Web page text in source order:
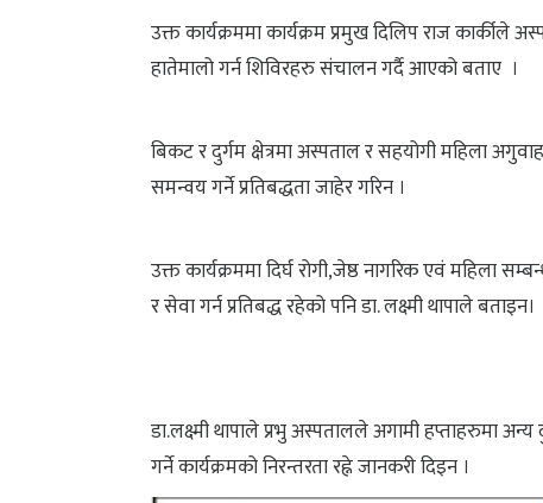
उक्त कार्यक्रममा कार्यक्रम प्रमुख दिलिप राज कार्कीले
हातेमालो गर्न शिविरहरु संचालन गर्दै आएको बताए ।
बिकट र दुर्गम क्षेत्रमा अस्पताल र सहयोगी महिला
समन्वय गर्ने प्रतिबद्धता जाहेर गरिन ।
उक्त कार्यक्रममा दिर्घ रोगी,जेष्ठ नागरिक एवं महिला
र सेवा गर्न प्रतिबद्ध रहेको पनि डा. लक्ष्मी थापाले बताइन।
डा.लक्ष्मी थापाले प्रभु अस्पतालले अगामी हप्ताहरुमा
गर्ने कार्यक्रमको निरन्तरता रह्ने जानकरी दिइन ।